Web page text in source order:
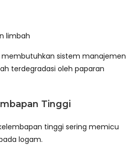
limbah
membutuhkan sistem manajemen
terdegradasi oleh paparan
Tinggi
tinggi sering memicu
logam.